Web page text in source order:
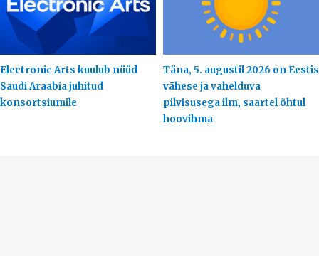
Electronic Arts kuulub nüüd
Saudi Araabia juhitud
konsortsiumile
Täna, 5. augustil 2026 on Eestis
vähese ja vahelduva
pilvisusega ilm, saartel õhtul
hoovihma